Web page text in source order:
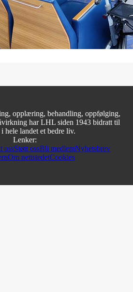
opplæring, behandling, oppfølging,
har LHL siden 1943 bidratt til
hele landet et bedre liv.
Lenker:
ossStøtt ossBli medlemNyhetsbrev
Om nettstedetCookies